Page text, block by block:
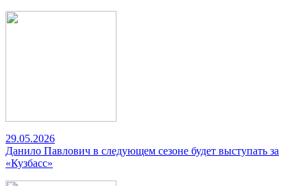
29.05.2026
Данило Павлович в следующем сезоне будет выступать за
«Кузбасс»